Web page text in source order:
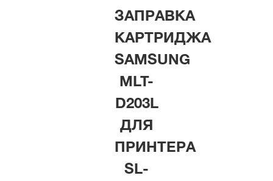
ЗАПРАВКА
КАРТРИДЖА
SAMSUNG
MLT-
D203L
ДЛЯ
ПРИНТЕРА
SL-